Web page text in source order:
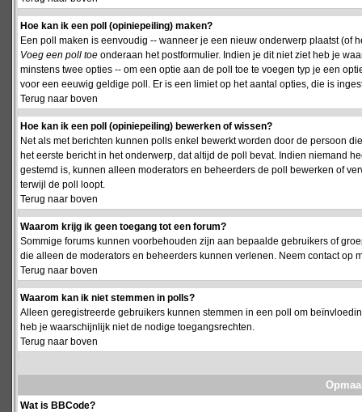
Hoe kan ik een poll (opiniepeiling) maken?
Een poll maken is eenvoudig -- wanneer je een nieuw onderwerp plaatst (of
Voeg een poll toe onderaan het postformulier. Indien je dit niet ziet heb je
minstens twee opties -- om een optie aan de poll toe te voegen typ je een
voor een eeuwig geldige poll. Er is een limiet op het aantal opties, die is
Terug naar boven
Hoe kan ik een poll (opiniepeiling) bewerken of wissen?
Net als met berichten kunnen polls enkel bewerkt worden door de persoon
het eerste bericht in het onderwerp, dat altijd de poll bevat. Indien niemand
gestemd is, kunnen alleen moderators en beheerders de poll bewerken of
terwijl de poll loopt.
Terug naar boven
Waarom krijg ik geen toegang tot een forum?
Sommige forums kunnen voorbehouden zijn aan bepaalde gebruikers of
die alleen de moderators en beheerders kunnen verlenen. Neem contact op
Terug naar boven
Waarom kan ik niet stemmen in polls?
Alleen geregistreerde gebruikers kunnen stemmen in een poll om
heb je waarschijnlijk niet de nodige toegangsrechten.
Terug naar boven
Wat is BBCode?